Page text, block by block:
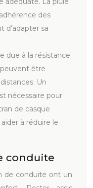
des
d’adapter sa
due à la résistance
être
Un
nécessaire pour
de casque
à réduire le
conduite
de conduite ont un